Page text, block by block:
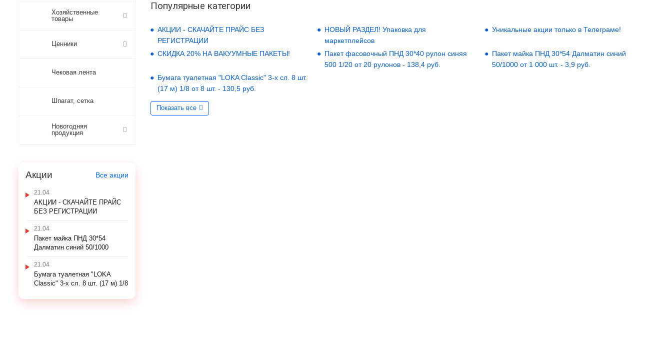
Популярные категории
АКЦИИ - СКАЧАЙТЕ ПРАЙС БЕЗ
РЕГИСТРАЦИИ
НОВЫЙ РАЗДЕЛ! Упаковка для
маркетплейсов
Уникальные акции только в Телеграме!
СКИДКА 20% НА ВАКУУМНЫЕ ПАКЕТЫ!
Пакет фасовочный ПНД 30*40 рулон синяя
500 1/20 от 20 рулонов - 138,4 руб.
Пакет майка ПНД 30*54 Далматин синий
50/1000 от 1 000 шт. - 3,9 руб.
Бумага туалетная "LOKA Classic" 3-х сл. 8 шт.
(17 м) 1/8 от 8 шт. - 130,5 руб.
Показать все
Хозяйственные
товары
Ценники
Чековая лента
Шпагат, сетка
Новогодняя
продукция
Акции Все акции
21.04
АКЦИИ - СКАЧАЙТЕ ПРАЙС
БЕЗ РЕГИСТРАЦИИ
21.04
Пакет майка ПНД 30*54
Далматин синий 50/1000
21.04
Бумага туалетная "LOKA
Classic" 3-х сл. 8 шт. (17 м) 1/8